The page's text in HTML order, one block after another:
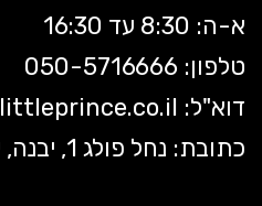
א-ה: 8:30 עד 16:30
טלפון: 050-5 716666
דוא"ל: littleprince.co.il
כתובת: נחל פולג 1, יבנה, ישראל